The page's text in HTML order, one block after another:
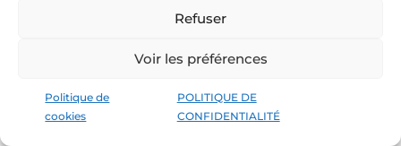
Refuser
Voir les préférences
Politique de
cookies
POLITIQUE DE
CONFIDENTIALITÉ
Tous
Partout au Québec
ta santé mentale? Sais-tu en prendre soin?
Trouve des réponses ici.
Visiter le site web →